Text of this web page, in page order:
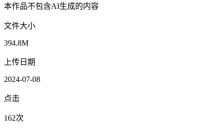
本作品不包含AI生成的内容
文件大小
394.8M
上传日期
2024-07-08
点击
162次